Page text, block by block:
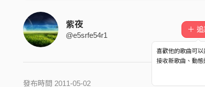
紫夜
@e5srfe54r1
＋
喜歡他的歌曲可以
接收新歌曲、動態
發布時間 2011-05-02